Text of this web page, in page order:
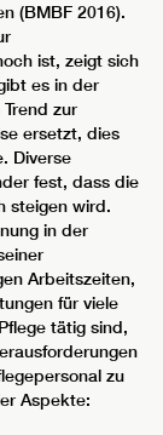
(BMBF 2016).
ist, zeigt sich
es in der
zur
ersetzt, dies
Diverse
fest, dass die
steigen wird.
in der
Arbeitszeiten,
für viele
tätig sind,
zu
Aspekte: